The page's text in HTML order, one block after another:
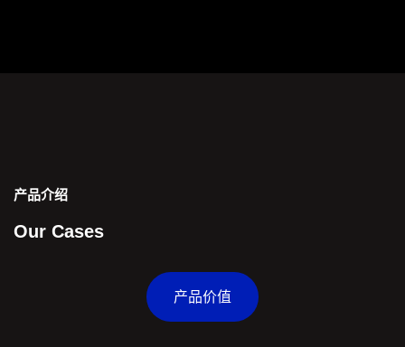
产品介绍
Our Cases
产品价值